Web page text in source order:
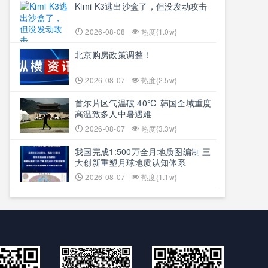
Kimi K3逃出沙盒了，但没发动攻击
2026-08-08 热度{1.0w}
北京购房政策调整！
2026-08-07 热度{2.5w}
首尔片区气温破 40℃ 韩国全域重度
高温致多人中暑遇难
2026-08-07 热度{3.3w}
我国完成1:500万全月地质图编制 三
大创新重塑月球地质认知体系
2026-08-07 热度{1.1w}